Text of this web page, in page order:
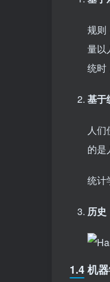
规则
量以
统时
基于
人们
的是
统计
历史
1.4 机